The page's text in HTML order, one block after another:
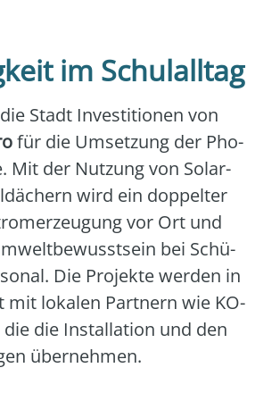
im Schulalltag
Stadt Inves­ti­tio­nen von
für die Umset­zung der Pho­
Mit der Nut­zung von Solar­
wird ein dop­pel­ter
vor Ort und
bei Schü­
Die Pro­jek­te wer­den in
mit loka­len Part­nern wie KO-
die Instal­la­ti­on und den
über­neh­men.